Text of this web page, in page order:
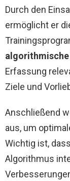
Durch den
ermöglicht er
Erfassung
Ziele und
Anschließend
aus, um
Wichtig ist,
Algorithmus